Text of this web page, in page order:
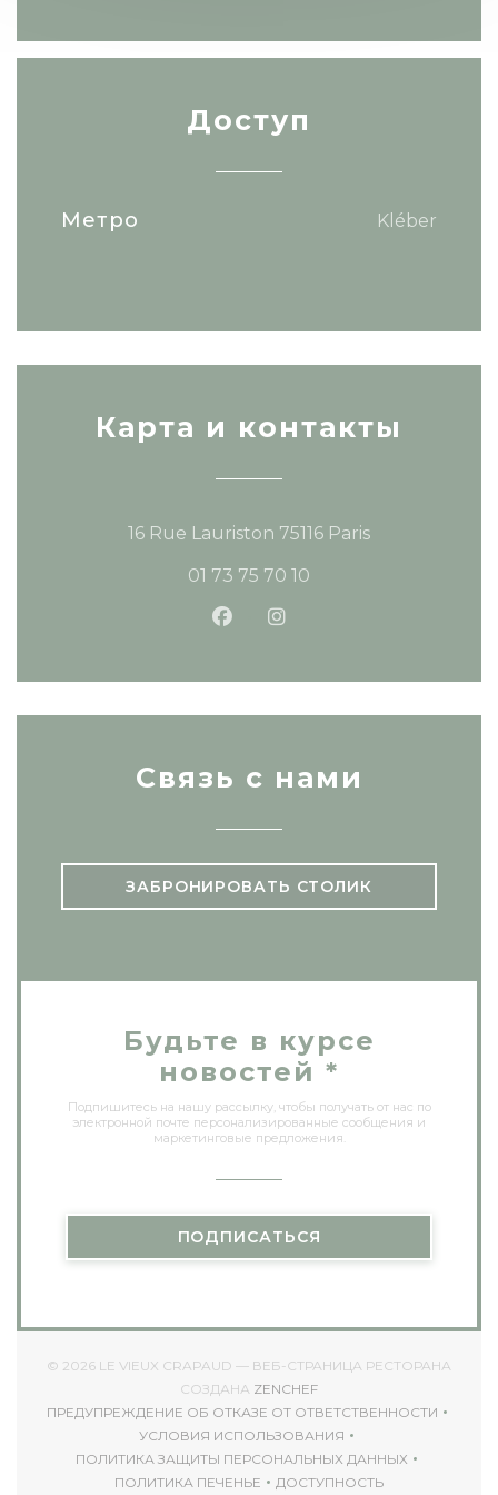
Доступ
Метро Kléber
Карта и контакты
16 Rue Lauriston 75116 Paris
01 73 75 70 10
Facebook ((открывается в
Instagram
Связь с нами
ЗАБРОНИРОВАТЬ СТОЛИК
Будьте в курсе
новостей *
Подпишитесь на нашу рассылку, чтобы получать от нас по
электронной почте персонализированные сообщения и
маркетинговые предложения.
ПОДПИСАТЬСЯ
© 2026 LE VIEUX CRAPAUD — ВЕБ-СТРАНИЦА РЕСТОРАНА
СОЗДАНА ZENCHEF((ОТКРЫВАЕТСЯ В
ПРЕДУПРЕЖДЕНИЕ ОБ ОТКАЗЕ ОТ ОТВЕТСТВЕННОСТИ
((ОТКРЫВАЕТСЯ В НОВОМ ОКНЕ))
УСЛОВИЯ ИСПОЛЬЗОВАНИЯ
((ОТКРЫВАЕТСЯ В НОВОМ ОКНЕ))
ПОЛИТИКА ЗАЩИТЫ ПЕРСОНАЛЬНЫХ ДАННЫХ
((ОТКРЫВАЕТСЯ В НОВОМ ОКНЕ))
ПОЛИТИКА ПЕЧЕНЬЕ
ДОСТУПНОСТЬ